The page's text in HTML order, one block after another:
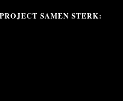
SAMEN STERK: